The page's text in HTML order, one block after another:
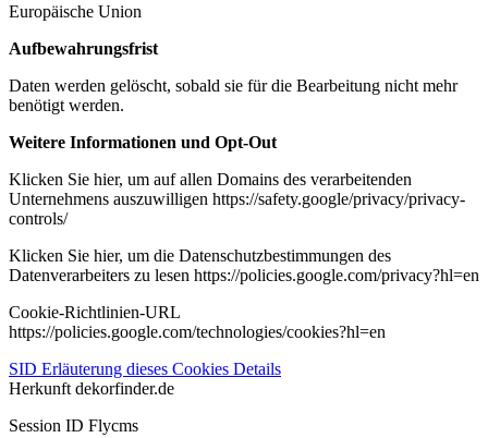
Europäische Union
Aufbewahrungsfrist
Daten werden gelöscht, sobald sie für die Bearbeitung nicht mehr
benötigt werden.
Weitere Informationen und Opt-Out
Klicken Sie hier, um auf allen Domains des verarbeitenden
Unternehmens auszuwilligen https://safety.google/privacy/privacy-
controls/
Klicken Sie hier, um die Datenschutzbestimmungen des
Datenverarbeiters zu lesen https://policies.google.com/privacy?hl=en
Cookie-Richtlinien-URL
https://policies.google.com/technologies/cookies?hl=en
SID Erläuterung dieses Cookies Details
Herkunft dekorfinder.de
Session ID Flycms